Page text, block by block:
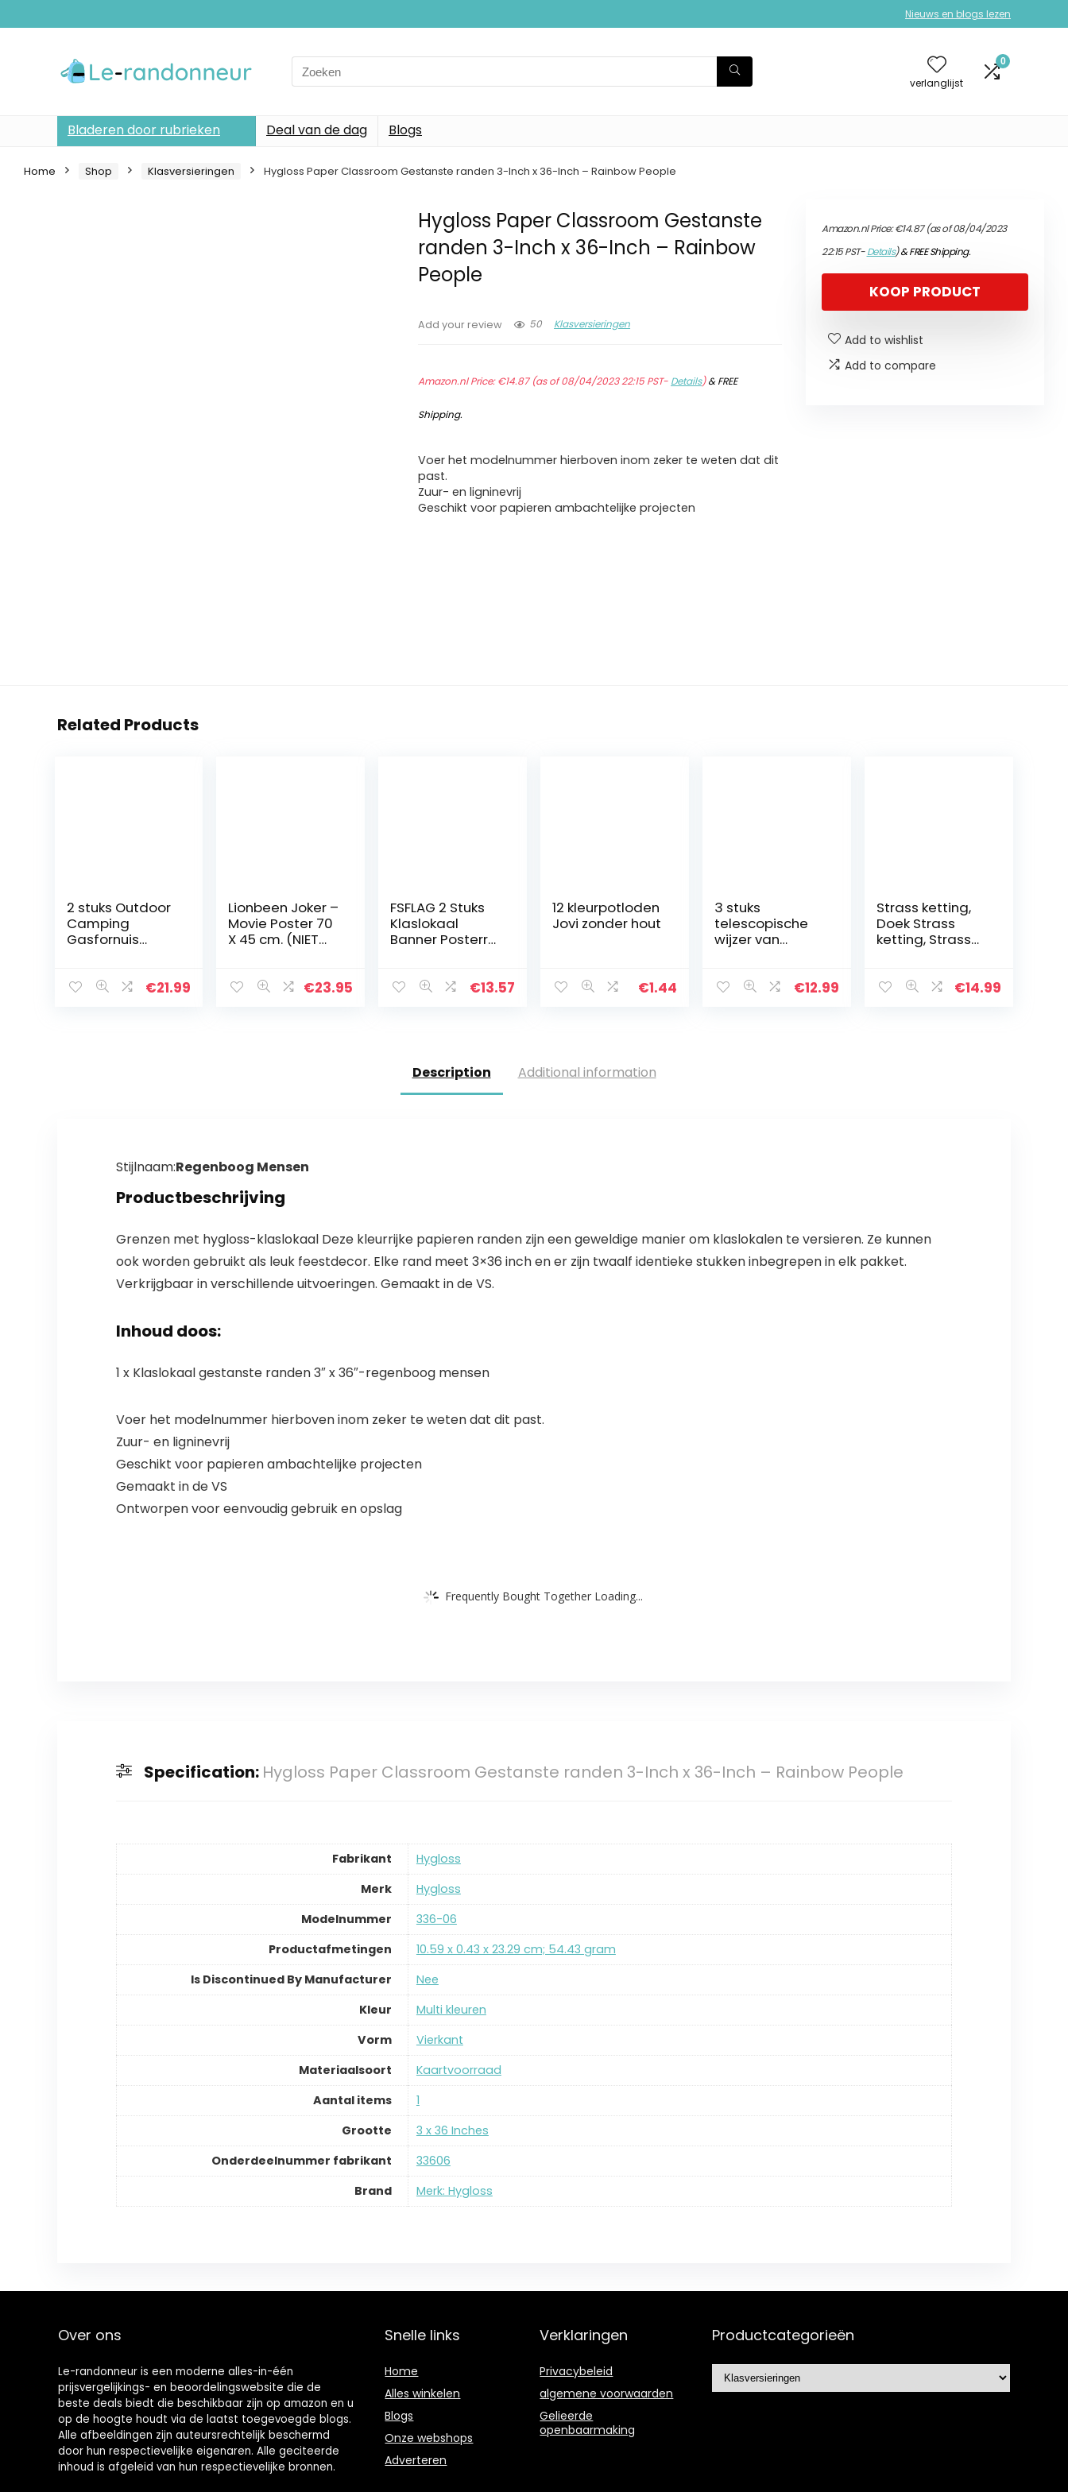
Nieuws en blogs lezen
Search
for:
verlanglijst
0
Bladeren door rubrieken Deal van de dag Blogs
Home Shop Klasversieringen Hygloss Paper Classroom Gestanste randen 3-Inch x 36-Inch – Rainbow People
Hygloss Paper Classroom Gestanste
randen 3-Inch x 36-Inch – Rainbow
People
Add your review 50 Klasversieringen
Amazon.nl Price:€14.87(as of 08/04/2023 22:15 PST- Details)&FREE
Shipping.
Voer het modelnummer hierboven inom zeker te weten dat dit
past.
Zuur- en ligninevrij
Geschikt voor papieren ambachtelijke projecten
Amazon.nl Price:€14.87(as of 08/04/2023
22:15 PST-Details)&FREE Shipping.
KOOP PRODUCT
Add to wishlist
Add to compare
Related Products
2 stuks Outdoor
Camping
Gasfornuis
Anti-thermisch
€21.99
Lionbeen Joker –
Movie Poster 70
X 45 cm. (NIET
€23.95
FSFLAG 2 Stuks
Klaslokaal
Banner Posterr
Klaslokaal Decor
€13.57
12 kleurpotloden
Jovi zonder hout
€1.44
3 stuks
telescopische
wijzer van
handheld wijzer
€12.99
Strass ketting,
Doek Strass
ketting, Strass
bekerketting,
€14.99
Description Additional information
Stijlnaam:Regenboog Mensen
Productbeschrijving
Grenzen met hygloss-klaslokaal Deze kleurrijke papieren randen zijn een geweldige manier om klaslokalen te versieren. Ze kunnen
ook worden gebruikt als leuk feestdecor. Elke rand meet 3×36 inch en er zijn twaalf identieke stukken inbegrepen in elk pakket.
Verkrijgbaar in verschillende uitvoeringen. Gemaakt in de VS.
Inhoud doos:
1 x Klaslokaal gestanste randen 3″ x 36″-regenboog mensen
Voer het modelnummer hierboven inom zeker te weten dat dit past.
Zuur- en ligninevrij
Geschikt voor papieren ambachtelijke projecten
Gemaakt in de VS
Ontworpen voor eenvoudig gebruik en opslag
Frequently Bought Together Loading...
Specification: Hygloss Paper Classroom Gestanste randen 3-Inch x 36-Inch – Rainbow People
Fabrikant
‎Hygloss
Merk
‎Hygloss
Modelnummer
‎336-06
Productafmetingen
‎10.59 x 0.43 x 23.29 cm; 54.43 gram
Is Discontinued By Manufacturer
‎Nee
Kleur
‎Multi kleuren
Vorm
‎Vierkant
Materiaalsoort
‎Kaartvoorraad
Aantal items
‎1
Grootte
‎3 x 36 Inches
Onderdeelnummer fabrikant
‎33606
Brand
Merk: Hygloss
Over ons
Le-randonneur is een moderne alles-in-één
prijsvergelijkings- en beoordelingswebsite die de
beste deals biedt die beschikbaar zijn op amazon en u
op de hoogte houdt via de laatst toegevoegde blogs.
Alle afbeeldingen zijn auteursrechtelijk beschermd
door hun respectievelijke eigenaren. Alle geciteerde
inhoud is afgeleid van hun respectievelijke bronnen.
Snelle links
Home
Alles winkelen
Blogs
Onze webshops
Adverteren
Verklaringen
Privacybeleid
algemene voorwaarden
Gelieerde
openbaarmaking
Productcategorieën